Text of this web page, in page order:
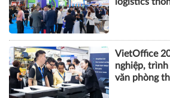
logistics
VietOffice
nghiệp,
văn phòng